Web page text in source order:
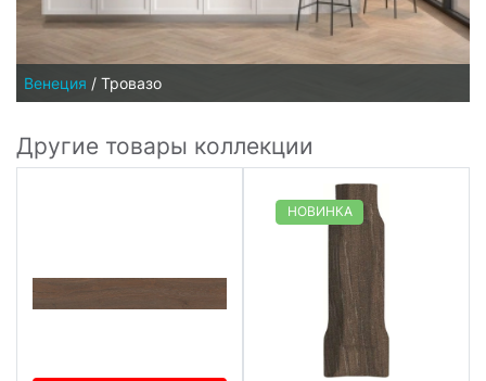
Венеция / Тровазо
Другие товары коллекции
НОВИНКА